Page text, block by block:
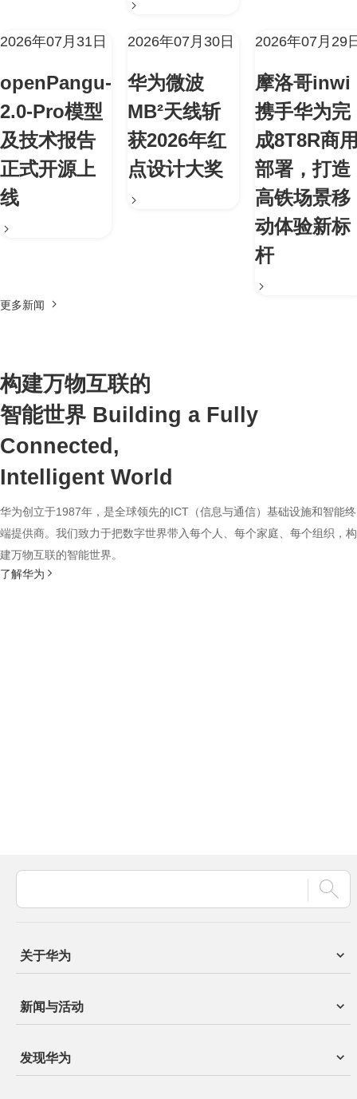
2026年07月31日
openPangu-
2.0-Pro模型
及技术报告
正式开源上
线
2026年07月30日
华为微波
MB²天线斩
获2026年红
点设计大奖
2026年07月29
摩洛哥inwi
携手华为完
成8T8R商
部署，打造
高铁场景移
动体验新标
杆
更多新闻
构建万物互联的
智能世界 Building a Fully
Connected,
Intelligent World
华为创立于1987年，是全球领先的ICT（信息与通信）基础设施和智能终
端提供商。我们致力于把数字世界带入每个人、每个家庭、每个组织，构
建万物互联的智能世界。
了解华为
关于华为
新闻与活动
发现华为